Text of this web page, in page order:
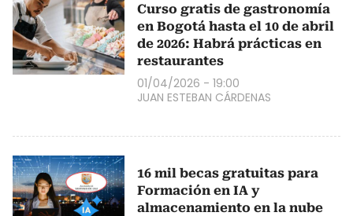
Curso gratis de gastronomía
en Bogotá hasta el 10 de abril
de 2026: Habrá prácticas en
restaurantes
01/04/2026 - 19:00
JUAN ESTEBAN CÁRDENAS
16 mil becas gratuitas para
Formación en IA y
almacenamiento en la nube